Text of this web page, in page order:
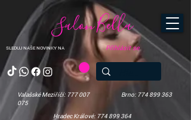
SLEDUJ NAŠE NOVINKY NA
Salon Bella
Valašské Meziříčí: 777 007
075
Brno: 774 899 363
Hradec Králové: 774 899 364
Přihlásit se